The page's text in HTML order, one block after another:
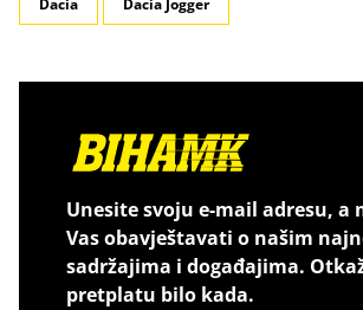
Dacia Dacia Jogger
Unesite svoju e-mail adresu, a
Vas obavještavati o našim
sadržajima i događajima.
pretplatu bilo kada.